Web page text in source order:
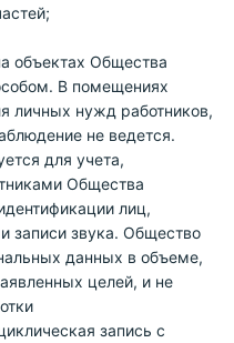
объектах Общества
В помещениях
личных нужд работников,
не ведется.
для учета,
Общества
лиц,
записи звука. Общество
данных в объеме,
целей, и не
запись с